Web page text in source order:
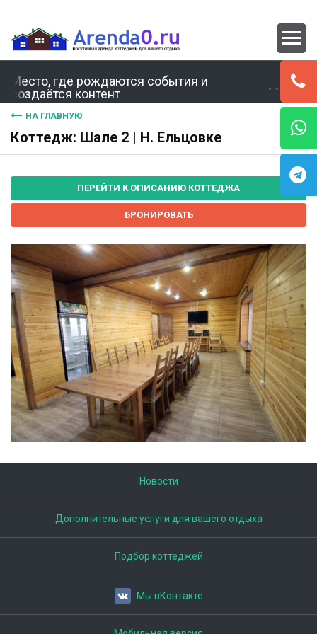
Место, где рождаются события и
создаётся контент
НА ГЛАВНУЮ
Коттедж: Шале 2 | Н. Ельцовке
ПЕРЕЙТИ К ОПИСАНИЮ КОТТЕДЖА
БРОНИРОВАТЬ
Новости
Дополнительные услуги для вашего отдыха
Подбор коттеджей
Мы вКонтакте